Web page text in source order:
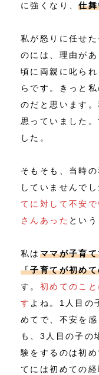
に強くなり、仕
私が怒りに任せ
のには、理由が
頃に両親に叱ら
らです。きっと
のだと思います
思っていました
した。
そもそも、当時
していませんで
てに対して不安
さんあった という
私は ママが子育
「子育てが初め
す。 初めてのこ
す よね。1人目の
めてで、不安を
も、3人目の子の
験をするのは初
てには初めての